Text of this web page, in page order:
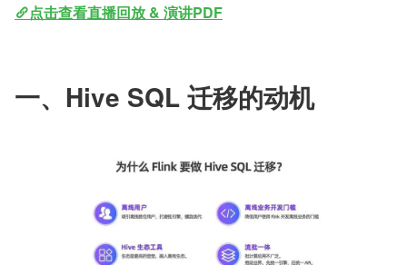
点击查看直播回放 & 演讲PDF
一、Hive SQL 迁移的动机